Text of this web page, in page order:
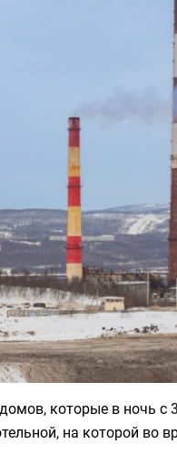
которые в ночь с
на которой во